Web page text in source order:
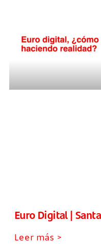
Euro Digital |
Leer más >